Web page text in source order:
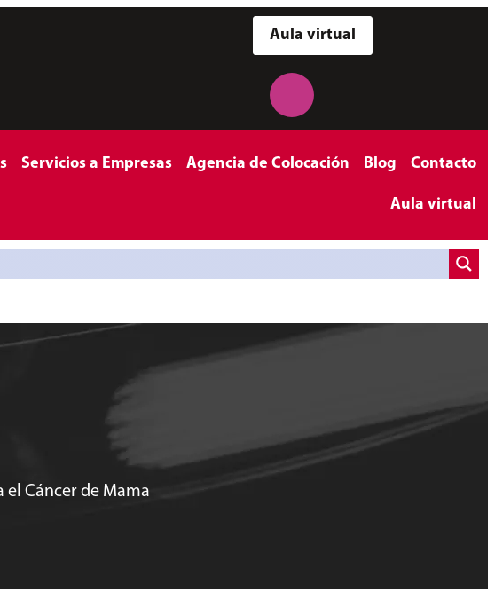
Aula virtual
Servicios a Empresas Agencia de Colocación Blog Contacto
Aula virtual
el Cáncer de Mama